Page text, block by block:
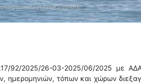
περί συγκρότησης …
92/2025/26-03-2025/06/2025 με
ημερομηνιών, τόπων και χώρων